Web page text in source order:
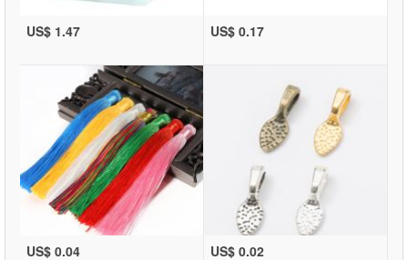
US$ 1.47 US$ 0.17
US$ 0.04 US$ 0.02